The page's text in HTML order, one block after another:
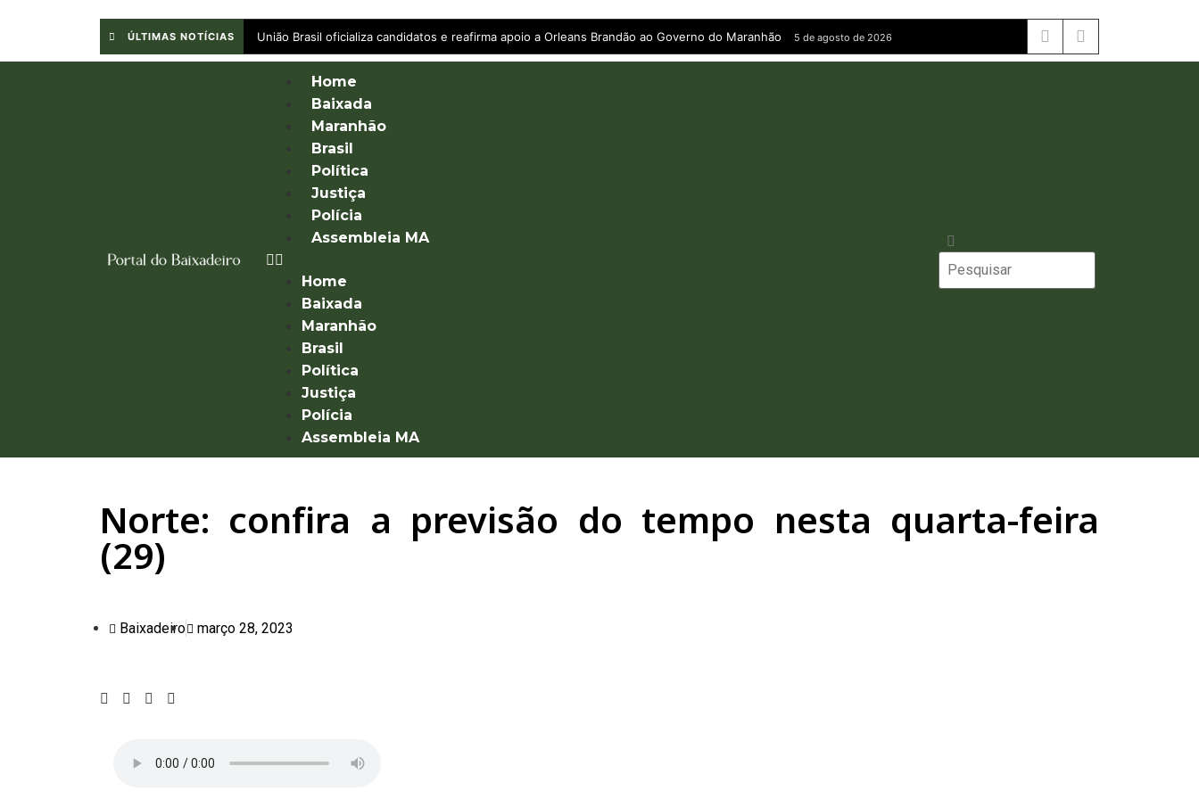
ÚLTIMAS NOTÍCIAS União Brasil oficializa candidatos e reafirma apoio a Orleans Brandão ao Governo do Maranhão 5 de agosto de 2026
Home
Baixada
Maranhão
Brasil
Política
Justiça
Polícia
Assembleia MA
Home
Baixada
Maranhão
Brasil
Política
Justiça
Polícia
Assembleia MA
Norte: confira a previsão do tempo nesta quarta-feira
(29)
Baixadeiro março 28, 2023